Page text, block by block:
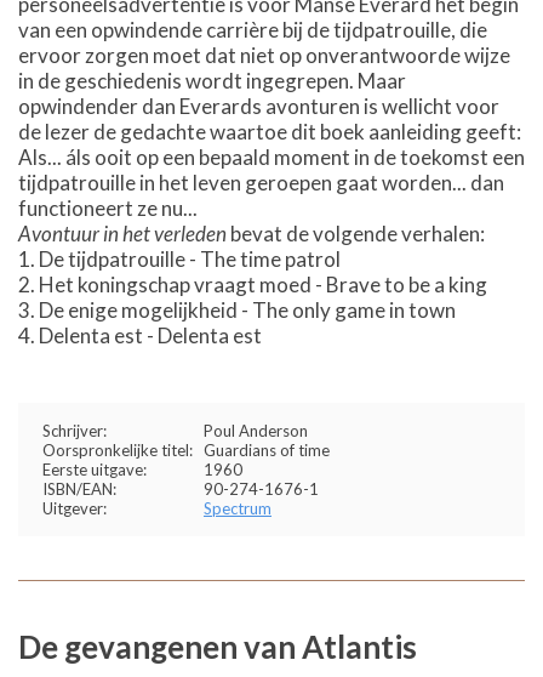
van een opwindende carrière bij de tijdpatrouille, die
ervoor zorgen moet dat niet op onverantwoorde wijze
in de geschiedenis wordt ingegrepen. Maar
opwindender dan Everards avonturen is wellicht voor
de lezer de gedachte waartoe dit boek aanleiding geeft:
Als... áls ooit op een bepaald moment in de toekomst een
tijdpatrouille in het leven geroepen gaat worden... dan
functioneert ze nu...
Avontuur in het verleden bevat de volgende verhalen:
De tijdpatrouille - The time patrol
Het koningschap vraagt moed - Brave to be a king
De enige mogelijkheid - The only game in town
Delenta est - Delenta est
Schrijver:
Poul Anderson
Oorspronkelijke titel: Guardians of time
Eerste uitgave:
1960
ISBN/EAN:
90-274-1676-1
Uitgever:
Spectrum
De gevangenen van Atlantis